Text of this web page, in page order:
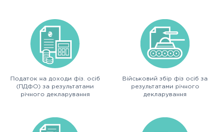
Податок на доходи фіз. осіб
(ПДФО) за результатами
річного декларування
Військовий збір фіз осіб за
результатами річного
декларування